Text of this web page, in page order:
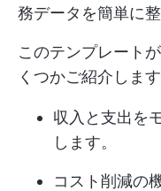
務データを簡単に整
このテンプレート
くつかご紹介します
収入と支出を
します。
コスト削減の